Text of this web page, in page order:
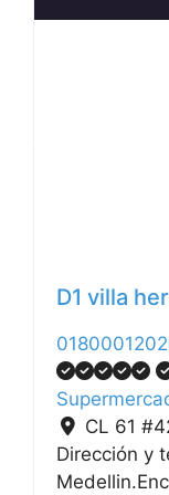
D1 villa
CL 61
Dirección y